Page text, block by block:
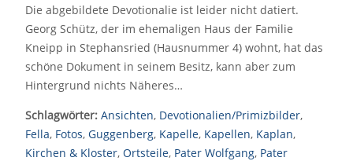
Die abgebildete Devotionalie ist leider nicht datiert.
Georg Schütz, der im ehemaligen Haus der Familie
Kneipp in Stephansried (Hausnummer 4) wohnt, hat das
schöne Dokument in seinem Besitz, kann aber zum
Hintergrund nichts Näheres…
Schlagwörter: Ansichten, Devotionalien/Primizbilder,
Fella, Fotos, Guggenberg, Kapelle, Kapellen, Kaplan,
Kirchen & Kloster, Ortsteile, Pater Wolfgang, Pater